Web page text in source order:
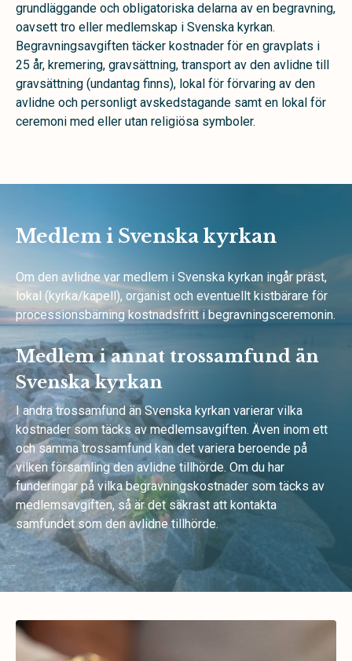
grundläggande och obligatoriska delarna av en begravning,
oavsett tro eller medlemskap i Svenska kyrkan.
Begravningsavgiften täcker kostnader för en gravplats i
25 år, kremering, gravsättning, transport av den avlidne till
gravsättning (undantag finns), lokal för förvaring av den
avlidne och personligt avskedstagande samt en lokal för
ceremoni med eller utan religiösa symboler.
Medlem i Svenska kyrkan
Om den avlidne var medlem i Svenska kyrkan ingår präst,
lokal (kyrka/kapell), organist och eventuellt kistbärare för
processionsbärning kostnadsfritt i begravningsceremonin.
Medlem i annat trossamfund än
Svenska kyrkan
I andra trossamfund än Svenska kyrkan varierar vilka
kostnader som täcks av medlemsavgiften. Även inom ett
och samma trossamfund kan det variera beroende på
vilken församling den avlidne tillhörde. Om du har
funderingar på vilka begravningskostnader som täcks av
medlemsavgiften, så är det säkrast att kontakta
samfundet som den avlidne tillhörde.